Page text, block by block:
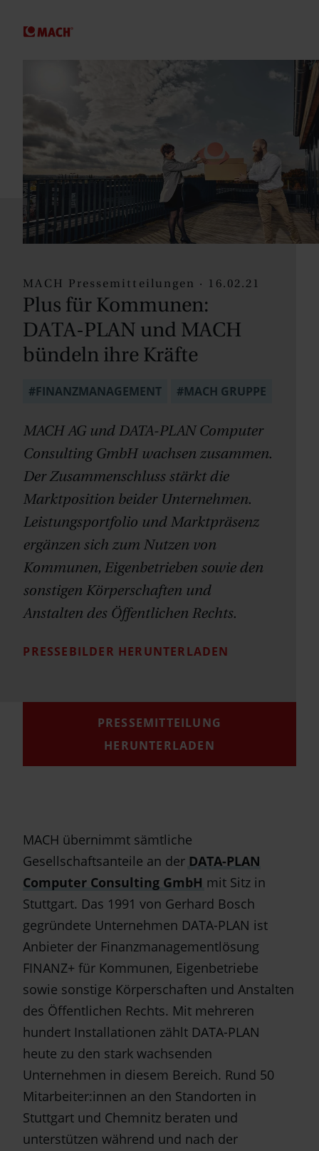
MACH Pressemitteilungen · 16.02.21
Plus für Kommunen:
DATA-PLAN und MACH
bündeln ihre Kräfte
#FINANZMANAGEMENT #MACH GRUPPE
MACH AG und DATA-PLAN Computer
Consulting GmbH wachsen zusammen.
Der Zusammenschluss stärkt die
Marktposition beider Unternehmen.
Leistungsportfolio und Marktpräsenz
ergänzen sich zum Nutzen von
Kommunen, Eigenbetrieben sowie den
sonstigen Körperschaften und
Anstalten des Öffentlichen Rechts.
PRESSEBILDER HERUNTERLADEN
PRESSEMITTEILUNG
HERUNTERLADEN
MACH übernimmt sämtliche
Gesellschaftsanteile an der DATA-PLAN
Computer Consulting GmbH mit Sitz in
Stuttgart. Das 1991 von Gerhard Bosch
gegründete Unternehmen DATA-PLAN ist
Anbieter der Finanzmanagementlösung
FINANZ+ für Kommunen, Eigenbetriebe
sowie sonstige Körperschaften und Anstalten
des Öffentlichen Rechts. Mit mehreren
hundert Installationen zählt DATA-PLAN
heute zu den stark wachsenden
Unternehmen in diesem Bereich. Rund 50
Mitarbeiter:innen an den Standorten in
Stuttgart und Chemnitz beraten und
unterstützen während und nach der